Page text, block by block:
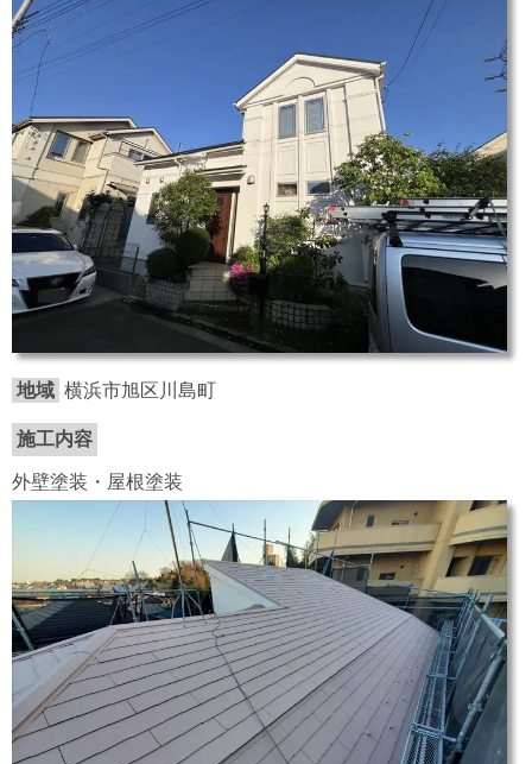
地域 横浜市旭区川島町
施工内容
外壁塗装・屋根塗装